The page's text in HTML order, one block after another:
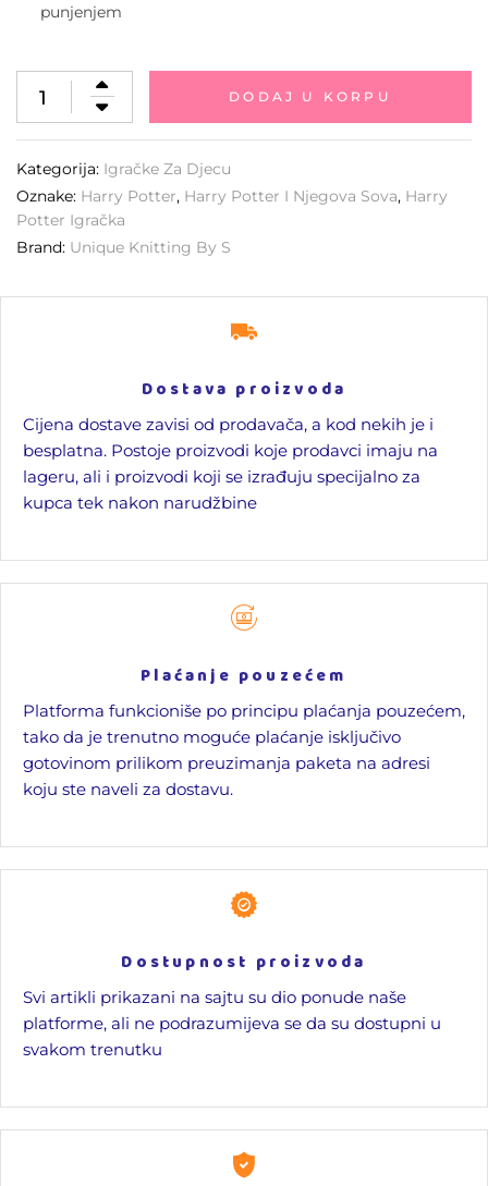
punjenjem
DODAJ U KORPU
Kategorija: Igračke Za Djecu
Oznake: Harry Potter, Harry Potter I Njegova Sova, Harry
Potter Igračka
Brand: Unique Knitting By S
Dostava proizvoda
Cijena dostave zavisi od prodavača, a kod nekih je i
besplatna. Postoje proizvodi koje prodavci imaju na
lageru, ali i proizvodi koji se izrađuju specijalno za
kupca tek nakon narudžbine
Plaćanje pouzećem
Platforma funkcioniše po principu plaćanja pouzećem,
tako da je trenutno moguće plaćanje isključivo
gotovinom prilikom preuzimanja paketa na adresi
koju ste naveli za dostavu.
Dostupnost proizvoda
Svi artikli prikazani na sajtu su dio ponude naše
platforme, ali ne podrazumijeva se da su dostupni u
svakom trenutku